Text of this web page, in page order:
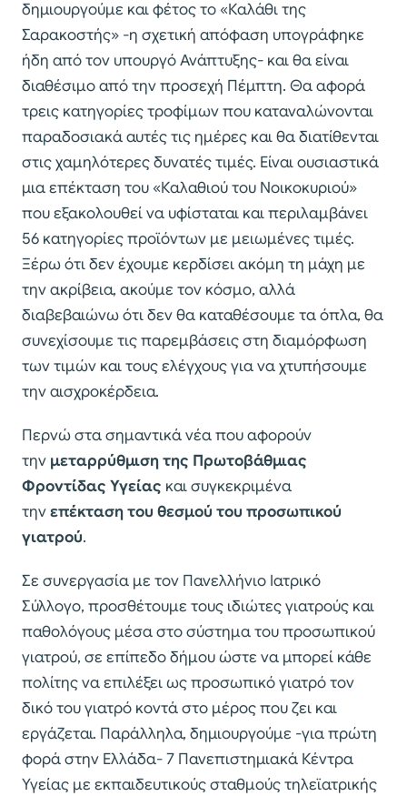
δημιουργούμε και φέτος το «Καλάθι της
Σαρακοστής» -η σχετική απόφαση υπογράφηκε
ήδη από τον υπουργό Ανάπτυξης- και θα είναι
διαθέσιμο από την προσεχή Πέμπτη. Θα αφορά
τρεις κατηγορίες τροφίμων που καταναλώνονται
παραδοσιακά αυτές τις ημέρες και θα διατίθενται
στις χαμηλότερες δυνατές τιμές. Είναι ουσιαστικά
μια επέκταση του «Καλαθιού του Νοικοκυριού»
που εξακολουθεί να υφίσταται και περιλαμβάνει
56 κατηγορίες προϊόντων με μειωμένες τιμές.
Ξέρω ότι δεν έχουμε κερδίσει ακόμη τη μάχη με
την ακρίβεια, ακούμε τον κόσμο, αλλά
διαβεβαιώνω ότι δεν θα καταθέσουμε τα όπλα, θα
συνεχίσουμε τις παρεμβάσεις στη διαμόρφωση
των τιμών και τους ελέγχους για να χτυπήσουμε
την αισχροκέρδεια.
Περνώ στα σημαντικά νέα που αφορούν
την μεταρρύθμιση της Πρωτοβάθμιας
Φροντίδας Υγείας και συγκεκριμένα
τηνεπέκταση του θεσμού του προσωπικού
γιατρού.
Σε συνεργασία με τον Πανελλήνιο Ιατρικό
Σύλλογο, προσθέτουμε τους ιδιώτες γιατρούς και
παθολόγους μέσα στο σύστημα του προσωπικού
γιατρού, σε επίπεδο δήμου ώστε να μπορεί κάθε
πολίτης να επιλέξει ως προσωπικό γιατρό τον
δικό του γιατρό κοντά στο μέρος που ζει και
εργάζεται. Παράλληλα, δημιουργούμε -για πρώτη
φορά στην Ελλάδα- 7 Πανεπιστημιακά Κέντρα
Υγείας με εκπαιδευτικούς σταθμούς τηλεϊατρικής